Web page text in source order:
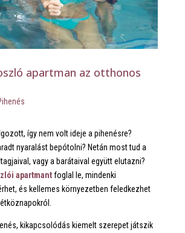
apartman az otthonos
így nem volt ideje a pihenésre?
nyaralást bepótolni? Netán most tud a
vagy a barátaival együtt elutazni?
apartmantfoglal le, mindenki
és kellemes környezetben feledkezhet
kikapcsolódás kiemelt szerepet játszik